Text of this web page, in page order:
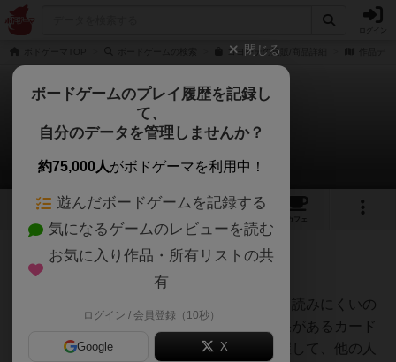
コヨーテの通販/商品詳細
コヨーテ
5件の戦略やコツ
11 7 78
カフェ
547名
自分が特殊カードを持っていると読みにくいの
は否めません。まずはどんな効果があるカード
が含まれているかをしっかり把握して、他の人
閉じる
ボードゲームのプレイ履歴を記録し
て、
自分のデータを管理しませんか？
約75,000人がボドゲーマを利用中！
遊んだボードゲームを記録する
気になるゲームのレビューを読む
お気に入り作品・所有リストの共
有
ログイン / 会員登録（10秒）
Google X